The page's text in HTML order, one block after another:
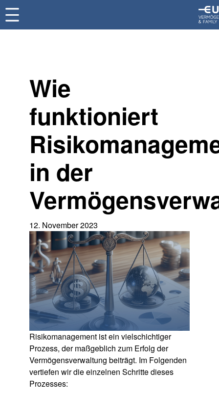
Wie
funktioniert
in der
12. November 2023
Risikomanagement ist ein vielschichtiger
Prozess, der maßgeblich zum Erfolg der
Vermögensverwaltung beiträgt. Im Folgenden
vertiefen wir die einzelnen Schritte dieses
Prozesses: